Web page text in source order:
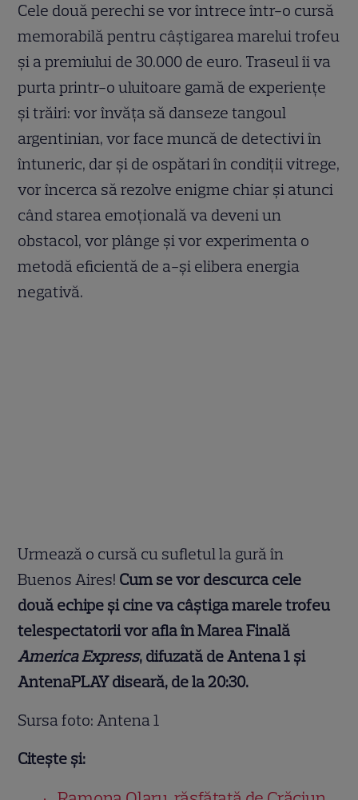
Cele două perechi se vor întrece într-o cursă
memorabilă pentru câștigarea marelui trofeu
și a premiului de 30.000 de euro. Traseul îi va
purta printr-o uluitoare gamă de experiențe
și trăiri: vor învăța să danseze tangoul
argentinian, vor face muncă de detectivi în
întuneric, dar și de ospătari în condiții vitrege,
vor încerca să rezolve enigme chiar și atunci
când starea emoțională va deveni un
obstacol, vor plânge și vor experimenta o
metodă eficientă de a-și elibera energia
negativă.
Urmează o cursă cu sufletul la gură în
Buenos Aires! Cum se vor descurca cele
două echipe și cine va câștiga marele trofeu
telespectatorii vor afla în Marea Finală
America Express, difuzată de Antena 1 și
AntenaPLAY diseară, de la 20:30.
Sursa foto: Antena 1
Citește și: